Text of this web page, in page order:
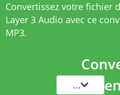
Convertissez votre fichier
Layer 3 Audio avec ce
MP3.
... en